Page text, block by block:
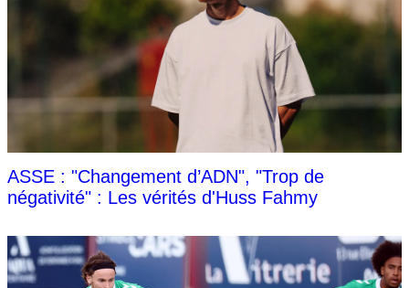
ASSE : "Changement d’ADN", "Trop de
négativité" : Les vérités d'Huss Fahmy